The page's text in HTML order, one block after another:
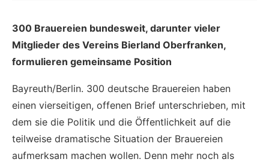
300 Brauereien bundesweit, darunter vieler
Mitglieder des Vereins Bierland Oberfranken,
formulieren gemeinsame Position
Bayreuth/Berlin. 300 deutsche Brauereien haben
einen vierseitigen, offenen Brief unterschrieben, mit
dem sie die Politik und die Öffentlichkeit auf die
teilweise dramatische Situation der Brauereien
aufmerksam machen wollen. Denn mehr noch als